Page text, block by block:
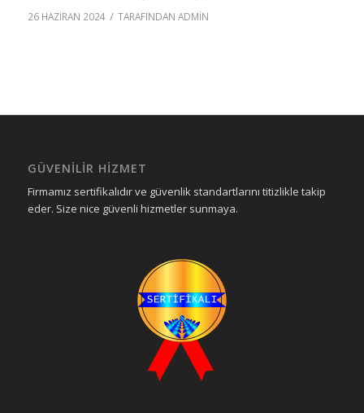
26 HAZIRAN 2024 / TARAFINDAN ADMIN
GÜVENILIR HIZMET
Firmamız sertifikalıdır ve güvenlik standartlarını titizlikle takip
eder. Size nice güvenli hizmetler sunmaya.